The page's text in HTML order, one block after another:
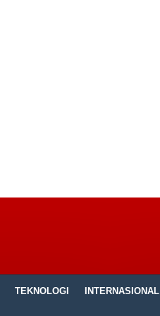
TEKNOLOGI INTERNASIONAL